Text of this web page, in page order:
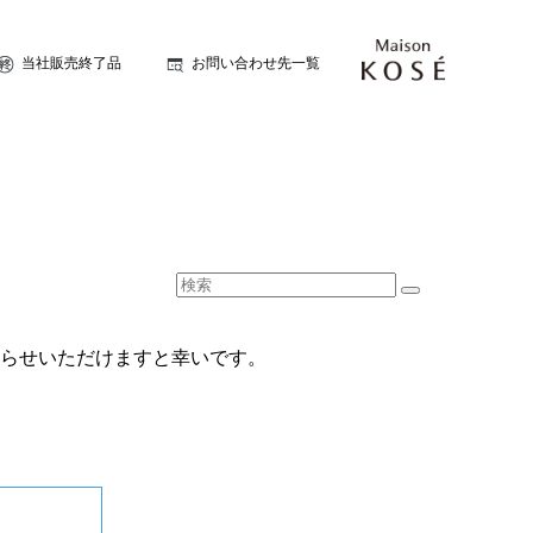
当社販売終了品 お問い合わせ先一覧
せいただけますと幸いです。